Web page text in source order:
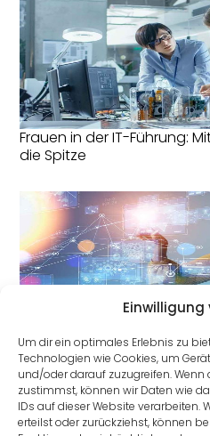
Einwilligung
Um dir ein optimales Erlebnis zu
Technologien wie Cookies, um
und/oder darauf zuzugreifen.
zustimmst, können wir Daten wie
IDs auf dieser Website verarbeiten.
erteilst oder zurückziehst, können
Frauen in der IT-Führung:
die Spitze
IT-Karriere: Talent kennt